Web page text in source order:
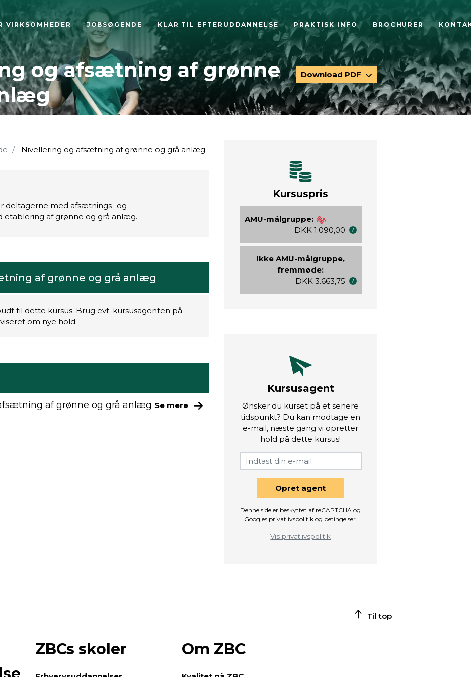
VIRKSOMHEDER JOBSØGENDE KLAR TIL EFTERUDDANNELSE PRAKTISK INFO BROCHURER
og afsætning af grønne
Download PDF
Nivellering og afsætning af grønne og grå anlæg
deltagerne med afsætnings- og
etablering af grønne og grå anlæg.
af grønne og grå anlæg
til dette kursus. Brug evt. kursusagenten på
om nye hold.
af grønne og grå anlæg Se mere
Kursuspris
AMU-målgruppe:
DKK 1.090,00
Ikke AMU-målgruppe,
fremmøde:
DKK 3.663,75
Kursusagent
Ønsker du kurset på et senere
tidspunkt? Du kan modtage en
e-mail, næste gang vi opretter
hold på dette kursus!
Opret agent
Denne side er beskyttet af reCAPTCHA og
Googles privatlivspolitikog betingelser.
Vis privatlivspolitik
Til top
ZBCs skoler Om ZBC